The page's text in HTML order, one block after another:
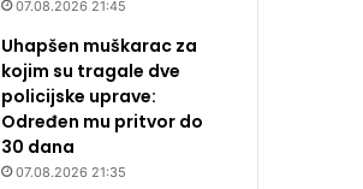
07.08.2026 21:45
Uhapšen muškarac za
kojim su tragale dve
policijske uprave:
Određen mu pritvor do
30 dana
07.08.2026 21:35